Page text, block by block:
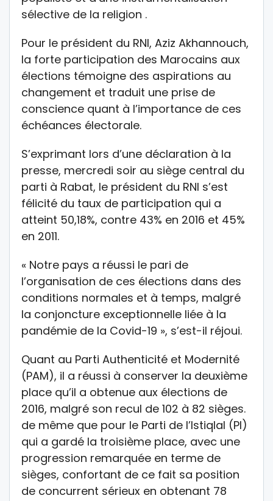
sélective de la religion .
Pour le président du RNI, Aziz Akhannouch,
la forte participation des Marocains aux
élections témoigne des aspirations au
changement et traduit une prise de
conscience quant à l’importance de ces
échéances électorale.
S’exprimant lors d’une déclaration à la
presse, mercredi soir au siège central du
parti à Rabat, le président du RNI s’est
félicité du taux de participation qui a
atteint 50,18%, contre 43% en 2016 et 45%
en 2011.
« Notre pays a réussi le pari de
l’organisation de ces élections dans des
conditions normales et à temps, malgré
la conjoncture exceptionnelle liée à la
pandémie de la Covid-19 », s’est-il réjoui.
Quant au Parti Authenticité et Modernité
(PAM), il a réussi à conserver la deuxième
place qu’il a obtenue aux élections de
2016, malgré son recul de 102 à 82 sièges.
de même que pour le Parti de l’Istiqlal (PI)
qui a gardé la troisième place, avec une
progression remarquée en terme de
sièges, confortant de ce fait sa position
de concurrent sérieux en obtenant 78